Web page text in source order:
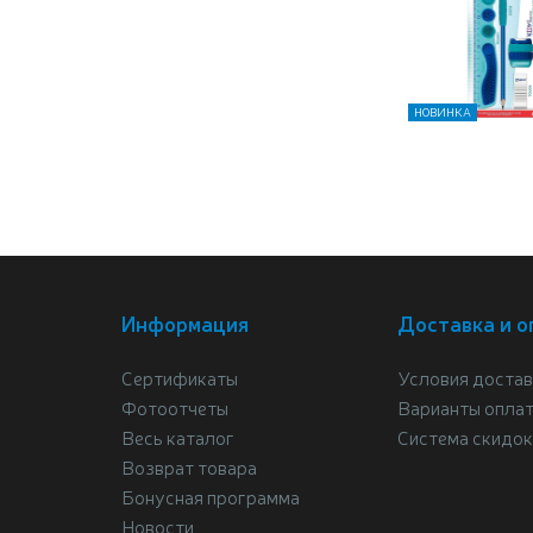
НОВИНКА
Информация
Сертификаты
Фотоотчеты
Весь каталог
Возврат товара
Бонусная программа
Новости
Доставка и
Условия
Варианты
Система скидок